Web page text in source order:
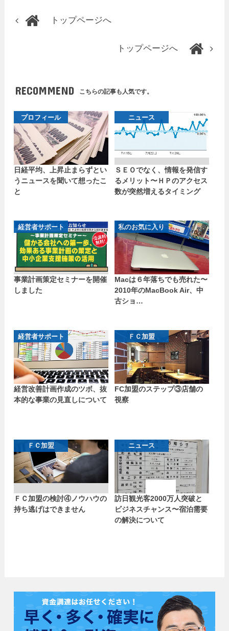
トップページへ
トップページへ
RECOMMEND こちらの記事も人気です。
プロフィール
日経平均、上昇止まらずとい
うニュースを聞いて想ったこ
と
ニュース
ＳＥＯでなく、情報を発信す
るメリット〜ＨＰのアクセス
数が突然増えるタイミング
経営者サポート
事業計画策定セミナーを開催
しました
私のお気に入り
Macは６年落ちでも売れた〜
2010年のMacBook Air、中
古ショ…
経営者サポート
経営改善計画作成のツボ、抜
本的な事業の見直しについて
ＦＣ加盟
FC加盟のステップ③店舗の
視察
ＦＣ加盟
ＦＣ加盟の検討④ノウハウの
持ち逃げはできません
ニュース
訪日観光客2000万人突破と
ビジネスチャンス〜宿泊需要
の解決について